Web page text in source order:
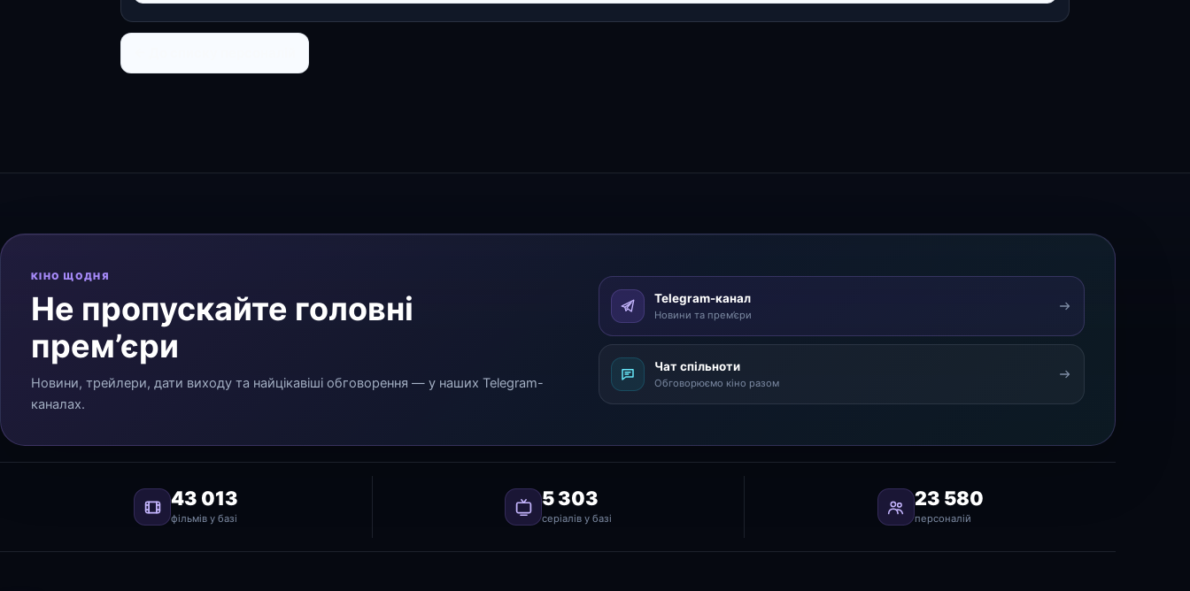
КІНО ЩОДНЯ
Не пропускайте головні
прем’єри
Новини, трейлери, дати виходу та найцікавіші обговорення — у наших Telegram-
каналах.
Telegram-канал
Новини та прем’єри
Чат спільноти
Обговорюємо кіно разом
43 013
фільмів у базі
5 303
серіалів у базі
23 580
персоналій